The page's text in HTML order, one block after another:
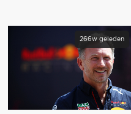
266w geleden